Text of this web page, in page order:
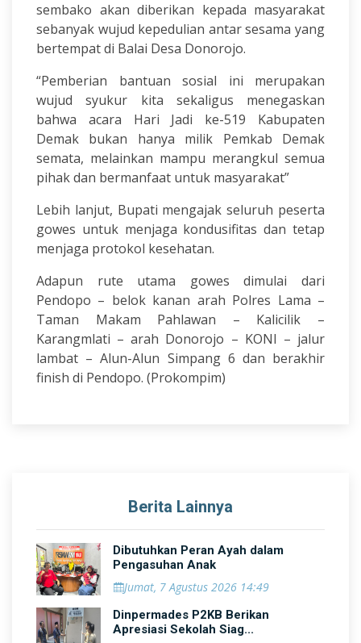
sembako akan diberikan kepada masyarakat
sebanyak wujud kepedulian antar sesama yang
bertempat di Balai Desa Donorojo.
“Pemberian bantuan sosial ini merupakan
wujud syukur kita sekaligus menegaskan
bahwa acara Hari Jadi ke-519 Kabupaten
Demak bukan hanya milik Pemkab Demak
semata, melainkan mampu merangkul semua
pihak dan bermanfaat untuk masyarakat”
Lebih lanjut, Bupati mengajak seluruh peserta
gowes untuk menjaga kondusifitas dan tetap
menjaga protokol kesehatan.
Adapun rute utama gowes dimulai dari
Pendopo – belok kanan arah Polres Lama –
Taman Makam Pahlawan – Kalicilik –
Karangmlati – arah Donorojo – KONI – jalur
lambat – Alun-Alun Simpang 6 dan berakhir
finish di Pendopo. (Prokompim)
Berita Lainnya
Dibutuhkan Peran Ayah dalam
Pengasuhan Anak
Jumat, 7 Agustus 2026 14:49
Dinpermades P2KB Berikan
Apresiasi Sekolah Siag...